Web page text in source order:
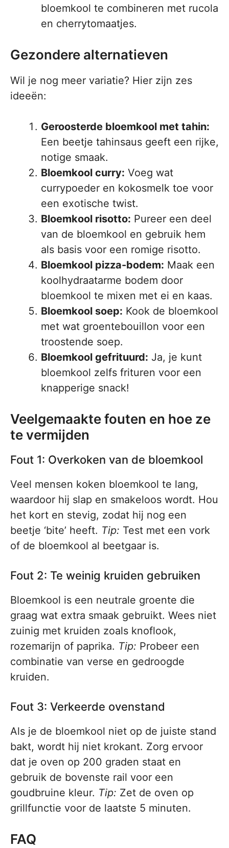
bloemkool te combineren met rucola
en cherrytomaatjes.
Gezondere alternatieven
Wil je nog meer variatie? Hier zijn zes
ideeën:
Geroosterde bloemkool met tahin:
Een beetje tahinsaus geeft een rijke,
notige smaak.
Bloemkool curry: Voeg wat
currypoeder en kokosmelk toe voor
een exotische twist.
Bloemkool risotto: Pureer een deel
van de bloemkool en gebruik hem
als basis voor een romige risotto.
Bloemkool pizza-bodem: Maak een
koolhydraatarme bodem door
bloemkool te mixen met ei en kaas.
Bloemkool soep: Kook de bloemkool
met wat groentebouillon voor een
troostende soep.
Bloemkool gefrituurd: Ja, je kunt
bloemkool zelfs frituren voor een
knapperige snack!
Veelgemaakte fouten en hoe ze
te vermijden
Fout 1: Overkoken van de bloemkool
Veel mensen koken bloemkool te lang,
waardoor hij slap en smakeloos wordt. Hou
het kort en stevig, zodat hij nog een
beetje ‘bite’ heeft. Tip: Test met een vork
of de bloemkool al beetgaar is.
Fout 2: Te weinig kruiden gebruiken
Bloemkool is een neutrale groente die
graag wat extra smaak gebruikt. Wees niet
zuinig met kruiden zoals knoflook,
rozemarijn of paprika. Tip: Probeer een
combinatie van verse en gedroogde
kruiden.
Fout 3: Verkeerde ovenstand
Als je de bloemkool niet op de juiste stand
bakt, wordt hij niet krokant. Zorg ervoor
dat je oven op 200 graden staat en
gebruik de bovenste rail voor een
goudbruine kleur. Tip: Zet de oven op
grillfunctie voor de laatste 5 minuten.
FAQ